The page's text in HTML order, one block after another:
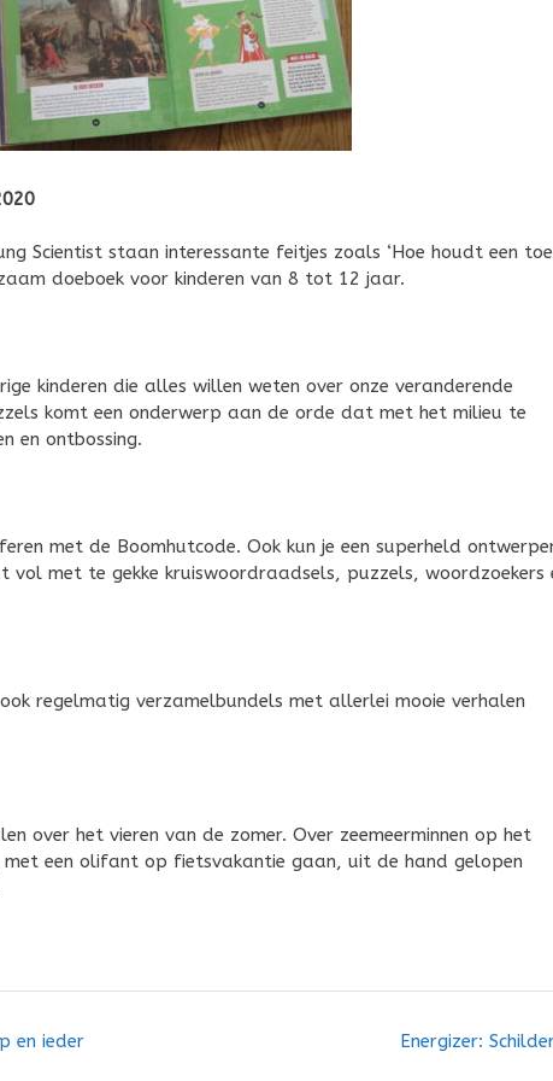
Scientist staan interessante feitjes zoals ‘Hoe houdt een
doeboek voor kinderen van 8 tot 12 jaar.
kinderen die alles willen weten over onze veranderende
komt een onderwerp aan de orde dat met het milieu te
en ontbossing.
met de Boomhutcode. Ook kun je een superheld
met te gekke kruiswoordraadsels, puzzels, woordzoekers
regelmatig verzamelbundels met allerlei mooie verhalen
over het vieren van de zomer. Over zeemeerminnen op het
met een olifant op fietsvakantie gaan, uit de hand gelopen
Energizer:
en ieder